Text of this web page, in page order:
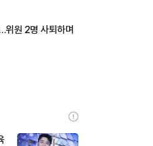
위원 2명 사퇴하며